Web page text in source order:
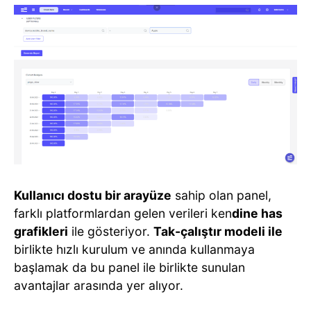
Kullanıcı dostu bir arayüze sahip olan panel,
farklı platformlardan gelen verileri kendine has
grafikleri ile gösteriyor. Tak-çalıştır modeli ile
birlikte hızlı kurulum ve anında kullanmaya
başlamak da bu panel ile birlikte sunulan
avantajlar arasında yer alıyor.